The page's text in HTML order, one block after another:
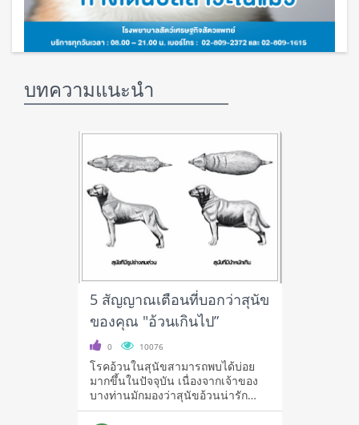
บทความแนะนำ
5 สัญญาณเตือนที่บอกว่าสุนัข
ของคุณ "อ้วนเกินไป”
0 10076
โรคอ้วนในสุนัขสามารถพบได้บ่อย
มากขึ้นในปัจจุบัน เนื่องจากเจ้าของ
บางท่านมักมองว่าสุนัขอ้วนน่ารัก
หรือร